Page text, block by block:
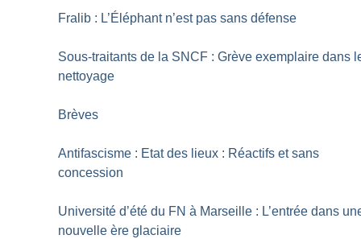
Fralib : L’Éléphant n’est pas sans défense
Sous-traitants de la SNCF : Grève exemplaire dans
nettoyage
Brèves
Antifascisme : Etat des lieux : Réactifs et sans
concession
Université d’été du FN à Marseille : L’entrée dans
nouvelle ère glaciaire